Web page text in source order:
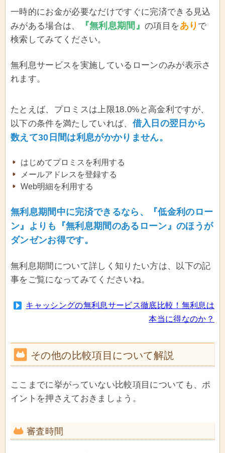
一時的にお金が必要なだけですぐに完済できる見込
みがある場合は、
『無利息期間』の項目をあり で
検索してみてください。
無利息サービスを実施しているローンのみが表示さ
れます。
たとえば、プロミスは上限18.0%と高金利ですが、
以下の条件を満たしていれば、 借入日の翌日から
数えて30日間は利息がかかりません。
はじめてプロミスを利用する
メールアドレスを登録する
Web明細を利用する
無利息期間中に完済できるなら、『低金利のロー
ン』よりも『無利息期間のあるローン』のほうが
ダンゼンお得です。
無利息期間について詳しく知りたい方は、以下の記
事をご覧になってみてくださいね。
キャッシングの無利息サービス徹底比較！無利息は
本当に得なのか？
その他の比較項目について解説
ここまでに挙がっていない比較項目についても、ポ
イントを押さえておきましょう。
審査時間